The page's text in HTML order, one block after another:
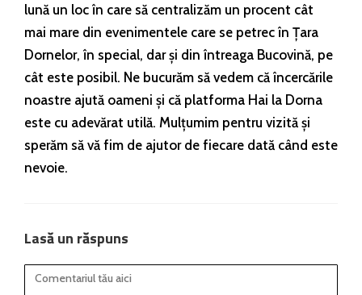
lună un loc în care să centralizăm un procent cât
mai mare din evenimentele care se petrec în Țara
Dornelor, în special, dar și din întreaga Bucovină, pe
cât este posibil. Ne bucurăm să vedem că încercările
noastre ajută oameni și că platforma Hai la Dorna
este cu adevărat utilă. Mulțumim pentru vizită și
sperăm să vă fim de ajutor de fiecare dată când este
nevoie.
Lasă un răspuns